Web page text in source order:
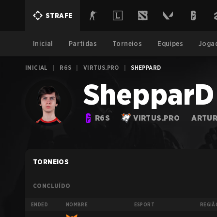
STRAFE
Inicial Partidas Torneios Equipes
INICIAL R6S VIRTUS.PRO SHEPPARD
ShepparD
R6S VIRTUS.PRO
TORNEIOS
CONCLUÍDO
ENDED NOMBRE ESPORT